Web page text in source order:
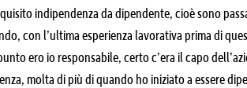
indipendenza da dipendente, cioè sono
con l’ultima esperienza lavorativa prima di
ero io responsabile, certo c’era il capo
molta di più di quando ho iniziato a essere